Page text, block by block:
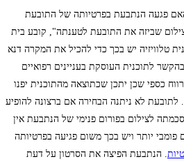
האם פגעה הנתבעת בפרטיותה של התובעת
שביזה את התובעת לטענתה", קובע בית
טלוויזיה יש בכך כדי להכיל את המקרה דנא
לתוכנית העוסקת בעניינים רפואיים
כספי שכן יתכן שכתוצאה מהתוכנית יפנו
לא ניתנה הבחירה אם ברצונה להופיע
לצילום בפורום פנימי של הנתבעת אין
יותר ויש בכך משום פגיעה בפרטיותה
. הנתבעת הפיצה את הסרטון על דעת